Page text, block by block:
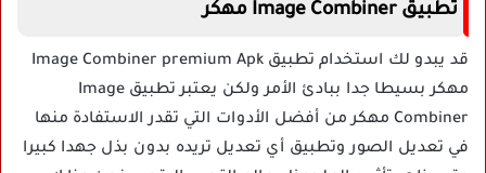
تطبيق Image Combiner مهكر
قد يبدو لك استخدام تطبيق Image Combiner premium Apk
مهكر بسيطا جدا ببادئ الأمر ولكن يعتبر تطبيق Image
Combiner مهكر من أفضل الأدوات التي تقدر الاستفادة منها
في تعديل الصور وتطبيق أي تعديل تريده بدون بذل جهدا كبيرا